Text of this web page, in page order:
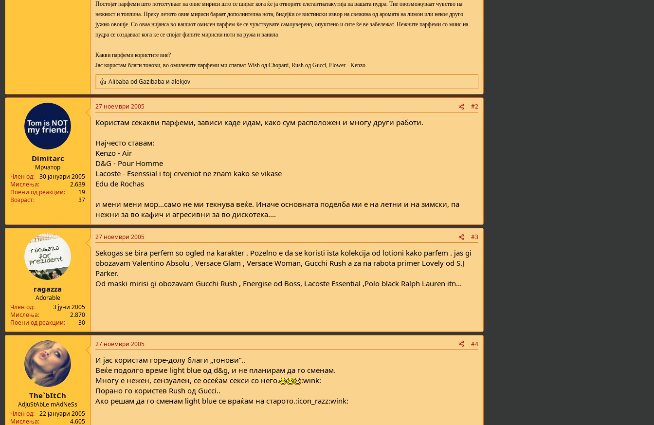
Постојат парфеми што потсетуваат на оние мириси што се шират кога ќе ја отворите елегантнатакутија на вашата пудра. Тие овозможуваат чувство на
нежност и топлина. Преку летото овие мириси бараат дополнителна нота, бидејќи се вистински извор на свежина од аромата на лимон или некое друго
јужно овошје. Со оваа нијанса во вашиот омилен парфем ќе се чувствувате самоуверено, опуштено и сите ќе ве забележат. Нежните парфеми со миис на
пудра се создаваат кога ке се спојат фините мирисни ноти на ружа и ванила
Какви парфеми користите вие?
Јас користам благи тонови, во омилените парфеми ми спагаат Wish од Chopard, Rush од Gucci, Flower - Kenzo.
R
e
a
c
i
n
s
:
Alibaba od Gazibaba и alekjov
Dimitarc
Мрчатор
Член од
30 јануари 2005
Мислења
2.639
Поени од реакции
19
Возраст
37
27 ноември 2005 #2
Користам секакви парфеми, зависи каде идам, како сум расположен и многу други работи.
Најчесто ставам:
Kenzo - Air
D&G - Pour Homme
Lacoste - Esenssial i toj crveniot ne znam kako se vikase
Edu de Rochas
и мени мени мор...само не ми текнува веќе. Иначе основната поделба ми е на летни и на зимски, па
нежни за во кафич и агресивни за во дискотека....
ragazza
Adorable
Член од
3 јуни 2005
Мислења
2.870
Поени од реакции
30
27 ноември 2005 #3
Sekogas se bira perfem so ogled na karakter . Pozelno e da se koristi ista kolekcija od lotioni kako parfem . jas gi
obozavam Valentino Absolu , Versace Glam , Versace Woman, Gucchi Rush a za na rabota primer Lovely od S.J
Parker.
Od maski mirisi gi obozavam Gucchi Rush , Energise od Boss, Lacoste Essential ,Polo black Ralph Lauren itn...
The`bItCh
AdJuStAbLe mAdNeSs
Член од
22 јануари 2005
Мислења
4.605
27 ноември 2005 #4
И јас користам горе-долу благи „тонови“..
Веќе подолго време light blue од d&g, и не планирам да го сменам.
Многу е нежен, сензуален, се осеќам секси со него.
:wink:
Порано го користев Rush од Gucci..
Ако решам да го сменам light blue се враќам на старото.:icon_razz:wink: